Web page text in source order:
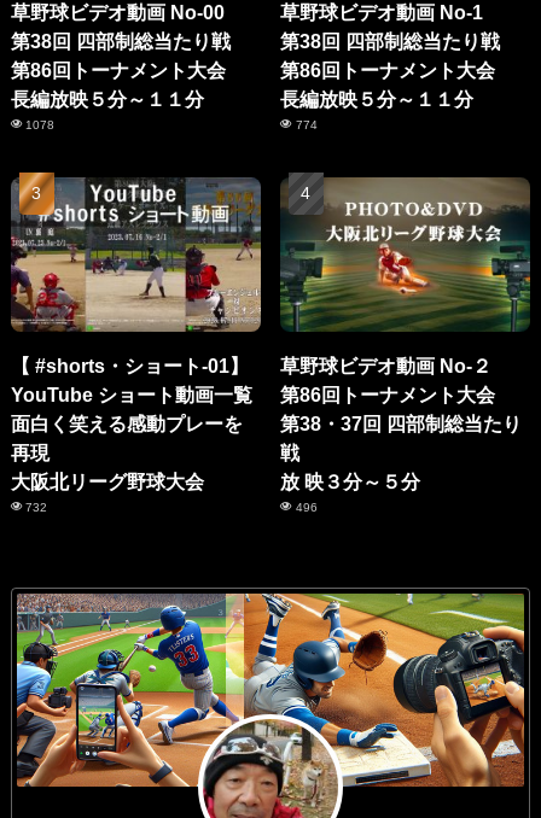
草野球ビデオ動画 No-00
第38回 四部制総当たり戦
第86回トーナメント大会
長編放映５分～１１分
1078
草野球ビデオ動画 No-1
第38回 四部制総当たり戦
第86回トーナメント大会
長編放映５分～１１分
774
【 #shorts・ショート-01】
YouTube ショート動画一覧
面白く笑える感動プレーを
再現
大阪北リーグ野球大会
732
草野球ビデオ動画 No-２
第86回トーナメント大会
第38・37回 四部制総当たり
戦
放 映３分～５分
496